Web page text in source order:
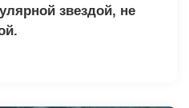
звездой, не